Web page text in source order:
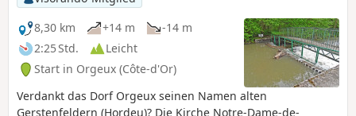
8,30 km
+14 m
-14 m
2:25 Std.
Leicht
Start in Orgeux (Côte-d'Or)
Verdankt das Dorf Orgeux seinen Namen alten
Gerstenfeldern (Hordeu)? Die Kirche Notre-Dame-de-